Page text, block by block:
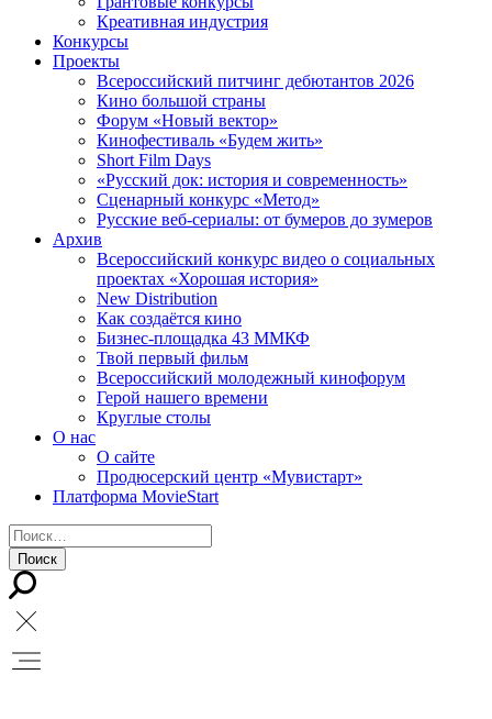
Креативная индустрия
Конкурсы
Проекты
Всероссийский питчинг дебютантов 2026
Кино большой страны
Форум «Новый вектор»
Кинофестиваль «Будем жить»
Short Film Days
«Русский док: история и современность»
Сценарный конкурс «Метод»
Русские веб-сериалы: от бумеров до зумеров
Архив
Всероссийский конкурс видео о социальных
проектах «Хорошая история»
New Distribution
Как создаётся кино
Бизнес-площадка 43 ММКФ
Твой первый фильм
Всероссийский молодежный кинофорум
Герой нашего времени
Круглые столы
О нас
О сайте
Продюсерский центр «Мувистарт»
Платформа MovieStart